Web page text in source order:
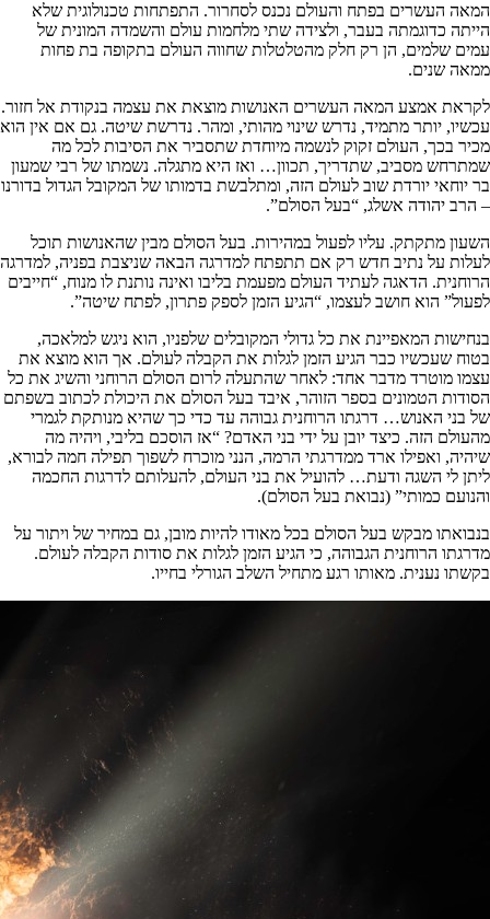
המאה העשרים בפתח והעולם נכנס לסחרור. התפתחות טכנולוגית שלא
הייתה כדוגמתה בעבר, ולצידה שתי מלחמות עולם והשמדה המונית של
עמים שלמים, הן רק חלק מהטלטלות שחווה העולם בתקופה בת פחות
ממאה שנים.
לקראת אמצע המאה העשרים האנושות מוצאת את עצמה בנקודת אל חזור.
עכשיו, יותר מתמיד, נדרש שינוי מהותי, ומהר. נדרשת שיטה. גם אם אין הוא
מכיר בכך, העולם זקוק לנשמה מיוחדת שתסביר את הסיבות לכל מה
שמתרחש מסביב, שתדריך, תכוון… ואז היא מתגלה. נשמתו של רבי שמעון
בר יוחאי יורדת שוב לעולם הזה, ומתלבשת בדמותו של המקובל הגדול בדורנו
– הרב יהודה אשלג, “בעל הסולם”.
השעון מתקתק. עליו לפעול במהירות. בעל הסולם מבין שהאנושות תוכל
לעלות על נתיב חדש רק אם תתפתח למדרגה הבאה שניצבת בפניה, למדרגה
הרוחנית. הדאגה לעתיד העולם מפעמת בליבו ואינה נותנת לו מנוח, “חייבים
לפעול” הוא חושב לעצמו, “הגיע הזמן לספק פתרון, לפתח שיטה”.
בנחישות המאפיינת את כל גדולי המקובלים שלפניו, הוא ניגש למלאכה,
בטוח שעכשיו כבר הגיע הזמן לגלות את הקבלה לעולם. אך הוא מוצא את
עצמו מוטרד מדבר אחד: לאחר שהתעלה לרום הסולם הרוחני והשיג את כל
הסודות הטמונים בספר הזוהר, איבד בעל הסולם את היכולת לכתוב בשפתם
של בני האנוש… דרגתו הרוחנית גבוהה עד כדי כך שהיא מנותקת לגמרי
מהעולם הזה. כיצד יובן על ידי בני האדם? “אז הוסכם בליבי, ויהיה מה
שיהיה, ואפילו ארד ממדרגתי הרמה, הנני מוכרח לשפוך תפילה חמה לבורא,
ליתן לי השגה ודעת… להועיל את בני העולם, להעלותם לדרגות החכמה
והנועם כמותי” (נבואת בעל הסולם).
בנבואתו מבקש בעל הסולם בכל מאודו להיות מובן, גם במחיר של ויתור על
מדרגתו הרוחנית הגבוהה, כי הגיע הזמן לגלות את סודות הקבלה לעולם.
בקשתו נענית. מאותו רגע מתחיל השלב הגורלי בחייו.